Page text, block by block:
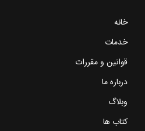
خانه
خدمات
قوانین و مقررات
درباره ما
وبلاگ
کتاب ها